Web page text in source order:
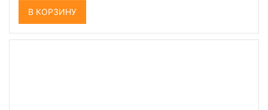
В КОРЗИНУ